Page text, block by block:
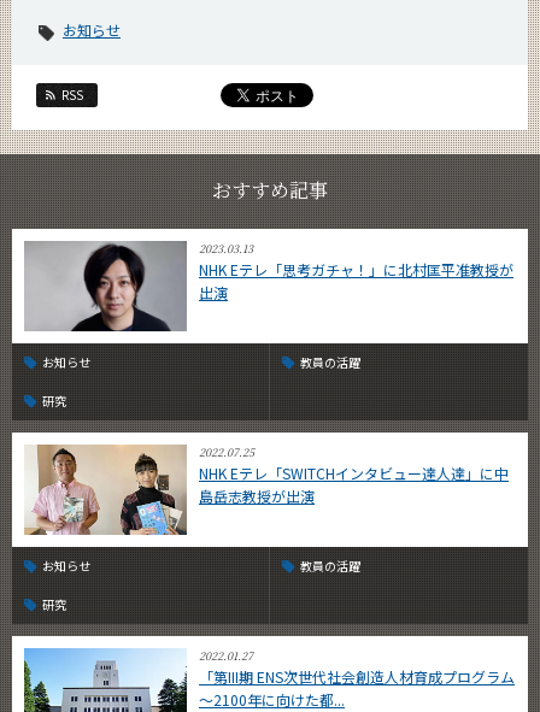
お知らせ
RSS
おすすめ記事
2023.03.13
NHK Eテレ「思考ガチャ！」に北村匡平准教授が
出演
お知らせ 教員の活躍
研究
2022.07.25
NHK Eテレ「SWITCHインタビュー達人達」に中
島岳志教授が出演
お知らせ 教員の活躍
研究
2022.01.27
「第III期 ENS次世代社会創造人材育成プログラム
～2100年に向けた都...